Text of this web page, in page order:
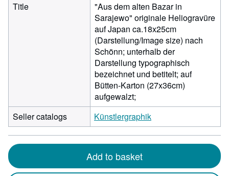
Title
"Aus dem alten Bazar in
Sarajewo" originale Heliogravüre
auf Japan ca.18x25cm
(Darstellung/Image size) nach
Schönn; unterhalb der
Darstellung typographisch
bezeichnet und betitelt; auf
Bütten-Karton (27x36cm)
aufgewalzt;
Seller catalogs
Künstlergraphik
Add to basket